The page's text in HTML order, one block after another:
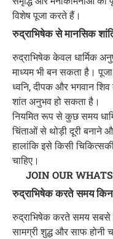
विशेष पूजा करते हैं।
रुद्राभिषेक से मानसिक
रुद्राभिषेक केवल धार्मिक
माध्यम भी बन सकता है।
ध्वनि, दीपक और भगवान
शांत अनुभव हो सकता है।
नियमित रूप से कुछ समय
चिंताओं से थोड़ी दूरी बनाने
हालांकि इसे किसी
चाहिए।
JOIN OUR
रुद्राभिषेक करते समय किन
रुद्राभिषेक करते समय सबसे
सामग्री शुद्ध और साफ होनी